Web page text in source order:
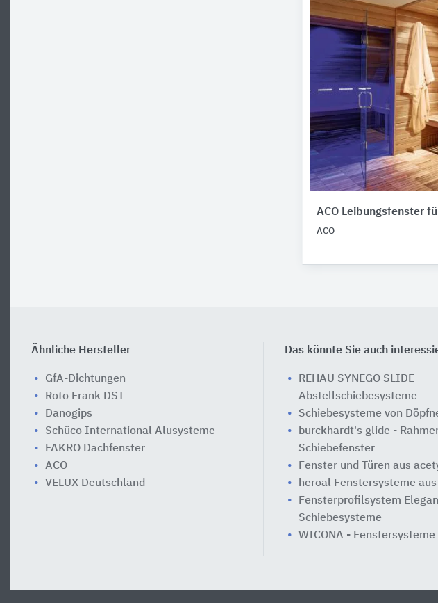
ACO Leibungsfenster
ACO
Ähnliche Hersteller
GfA-Dichtungen
Roto Frank DST
Danogips
Schüco International Alusysteme
FAKRO Dachfenster
ACO
VELUX Deutschland
Das könnte Sie auch
REHAU SYNEGO SLIDE
Abstellschiebesysteme
Schiebesysteme von
burckhardt's glide -
Schiebefenster
Fenster und Türen aus
heroal Fenstersysteme
Fensterprofilsystem
Schiebesysteme
WICONA - Fenstersysteme